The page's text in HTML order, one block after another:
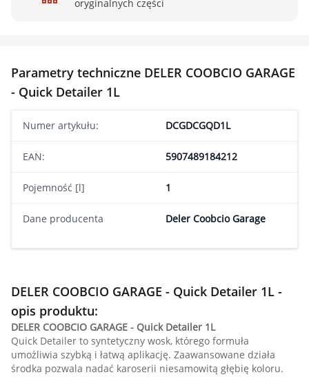
oryginalnych części
Parametry techniczne DELER COOBCIO GARAGE
- Quick Detailer 1L
Numer artykułu: DCGDCGQD1L
EAN: 5907489184212
Pojemność [l] 1
Dane producenta Deler Coobcio Garage
DELER COOBCIO GARAGE - Quick Detailer 1L -
opis produktu:
DELER COOBCIO GARAGE - Quick Detailer 1L
Quick Detailer to syntetyczny wosk, którego formuła
umożliwia szybką i łatwą aplikację. Zaawansowane działa
środka pozwala nadać karoserii niesamowitą głębię koloru.